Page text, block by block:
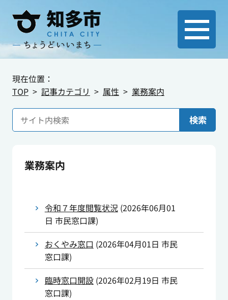
現在位置：
TOP
記事カテゴリ 属性 業務案内
検索
業務案内
令和７年度閲覧状況(2026年06月01
日 市民窓口課)
おくやみ窓口 (2026年04月01日 市民
窓口課)
臨時窓口開設(2026年02月19日 市民
窓口課)